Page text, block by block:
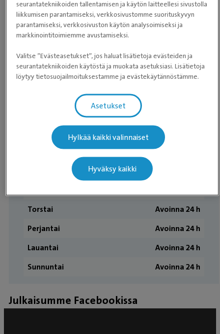
0600 306 088
(2,30 €/min + pvm)
Aukioloajat
Ajanvaraus:
ma-pe klo 8–20.00
(0,59 €/min + pvm/mpm)
Maanantai
Avoinna 24 h
Torstai
Avoinna 24 h
Perjantai
Avoinna 24 h
Lauantai
Avoinna 24 h
Sunnuntai
Avoinna 24 h
Julkaisumme Facebookissa
seurantatekniikoiden tallentamisen ja käytön laitteellesi sivustolla
liikkumisen parantamiseksi, verkkosivustomme suorituskyvyn
parantamiseksi, verkkosivuston käytön analysoimiseksi ja
markkinointitoimiemme avustamiseksi.
Valitse ”Evästeasetukset”, jos haluat lisätietoja evästeiden ja
seurantatekniikoiden käytöstä ja muokata asetuksiasi. Lisätietoja
löytyy tietosuojailmoituksestamme ja evästekäytännöstämme.
Asetukset
Hylkää kaikki valinnaiset
Hyväksy kaikki